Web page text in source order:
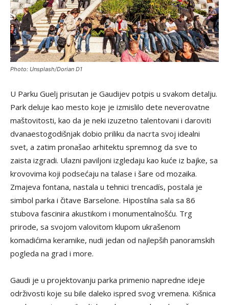
Photo: Unsplash/Dorian D1
U Parku Guelj prisutan je Gaudijev potpis u svakom detalju.
Park deluje kao mesto koje je izmislilo dete neverovatne
maštovitosti, kao da je neki izuzetno talentovani i daroviti
dvanaestogodišnjak dobio priliku da nacrta svoj idealni
svet, a zatim pronašao arhitektu spremnog da sve to
zaista izgradi. Ulazni paviljoni izgledaju kao kuće iz bajke, sa
krovovima koji podsećaju na talase i šare od mozaika.
Zmajeva fontana, nastala u tehnici trencadís, postala je
simbol parka i čitave Barselone. Hipostilna sala sa 86
stubova fascinira akustikom i monumentalnošću. Trg
prirode, sa svojom valovitom klupom ukrašenom
komadićima keramike, nudi jedan od najlepših panoramskih
pogleda na grad i more.
Gaudi je u projektovanju parka primenio napredne ideje
održivosti koje su bile daleko ispred svog vremena. Kišnica